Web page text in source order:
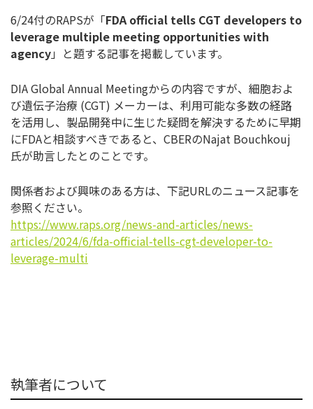
6/24付のRAPSが「FDA official tells CGT developers to
leverage multiple meeting opportunities with
agency」と題する記事を掲載しています。
DIA Global Annual Meetingからの内容ですが、細胞およ
び遺伝子治療 (CGT) メーカーは、利用可能な多数の経路
を活用し、製品開発中に生じた疑問を解決するために早期
にFDAと相談すべきであると、CBERのNajat Bouchkouj
氏が助言したとのことです。
関係者および興味のある方は、下記URLのニュース記事を
参照ください。
https://www.raps.org/news-and-articles/news-
articles/2024/6/fda-official-tells-cgt-developer-to-
leverage-multi
執筆者について